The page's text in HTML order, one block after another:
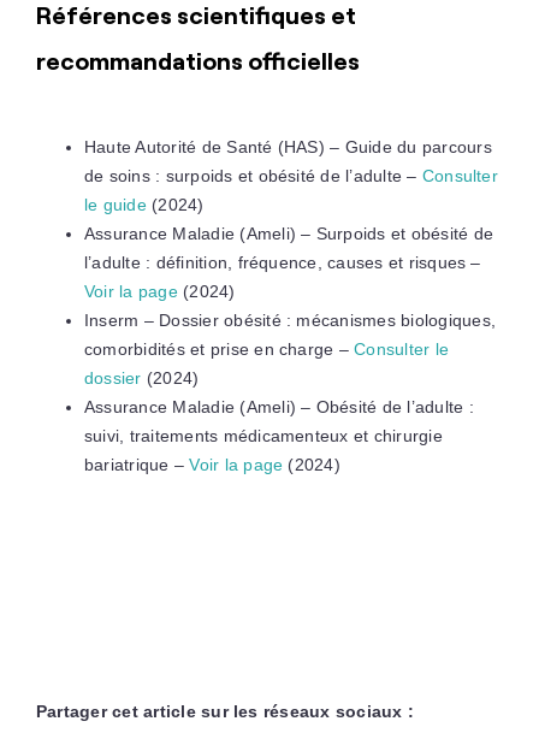
Références scientifiques et
recommandations officielles
Haute Autorité de Santé (HAS) – Guide du parcours
de soins : surpoids et obésité de l’adulte – Consulter
le guide(2024)
Assurance Maladie (Ameli) – Surpoids et obésité de
l’adulte : définition, fréquence, causes et risques –
Voir la page(2024)
Inserm – Dossier obésité : mécanismes biologiques,
comorbidités et prise en charge –Consulter le
dossier (2024)
Assurance Maladie (Ameli) – Obésité de l’adulte :
suivi, traitements médicamenteux et chirurgie
bariatrique –Voir la page (2024)
Partager cet article sur les réseaux sociaux :